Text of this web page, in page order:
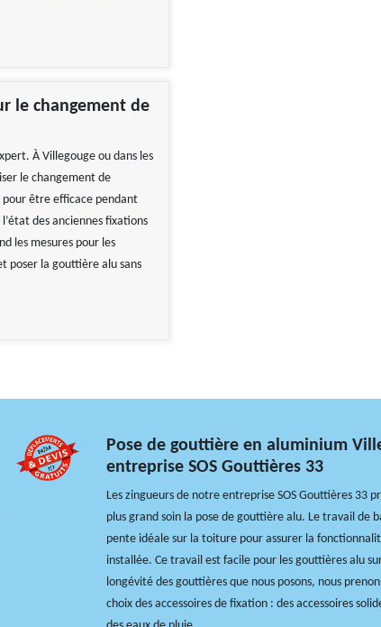
le changement de
À Villegouge ou dans les
le changement de
être efficace pendant
des anciennes fixations
les mesures pour les
poser la gouttière alu sans
Pose de gouttière en aluminium
entreprise SOS Gouttières 33
Les zingueurs de notre entreprise SOS Gouttières 33
plus grand soin la pose de gouttière alu. Le travail de
pente idéale sur la toiture pour assurer la
installée. Ce travail est facile pour les gouttières alu
longévité des gouttières que nous posons, nous
choix des accessoires de fixation : des accessoires